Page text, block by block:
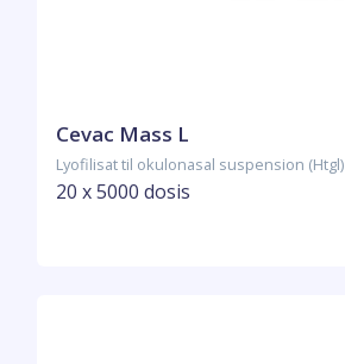
Cevac Mass L
Lyofilisat til okulonasal suspension (Htgl)
20 x 5000 dosis